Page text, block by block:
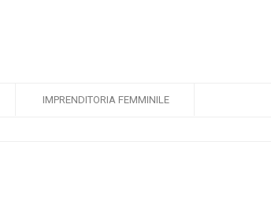
IMPRENDITORIA FEMMINILE